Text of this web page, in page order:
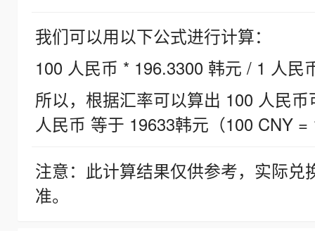
我们可以用以下公式进行计算：
100 人民币 * 196.3300 韩元 / 1 人民
所以，根据汇率可以算出 100 人民
人民币 等于 19633韩元（100 CNY =
注意：此计算结果仅供参考，实际
准。